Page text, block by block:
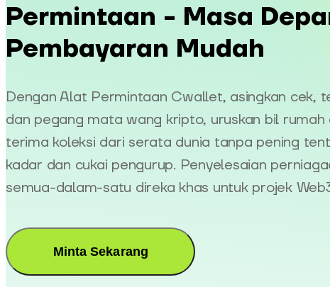
Permintaan - Masa
Pembayaran Mudah
Dengan Alat Permintaan Cwallet, asingkan cek,
dan pegang mata wang kripto, uruskan bil rumah
terima koleksi dari serata dunia tanpa pening
kadar dan cukai pengurup. Penyelesaian
semua-dalam-satu direka khas untuk projek
Minta Sekarang